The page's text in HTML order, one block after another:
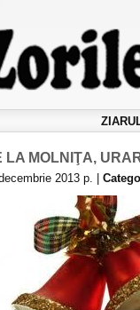
LA MOLNIŢA,
2013 р. |